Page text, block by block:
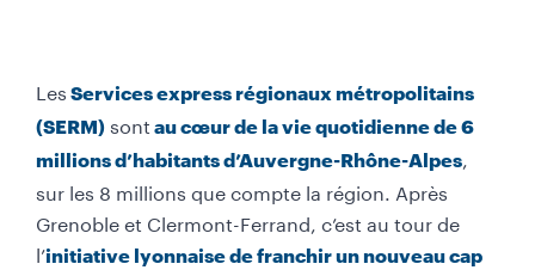
Les Services express régionaux métropolitains
(SERM) sont au cœur de la vie quotidienne de 6
millions d’habitants d’Auvergne-Rhône-Alpes,
sur les 8 millions que compte la région. Après
Grenoble et Clermont-Ferrand, c’est au tour de
l’initiative lyonnaise de franchir un nouveau cap